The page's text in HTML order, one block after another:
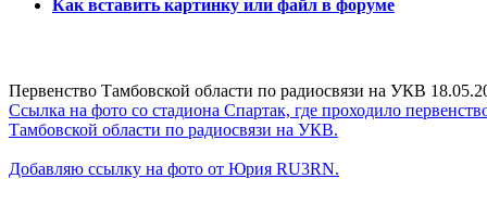
Как вставить картинку или файл в форуме
Первенство Тамбовской области по радиосвязи на УКВ
Ссылка на фото со стадиона Спартак, где проходило
Тамбовской области по радиосвязи на УКВ.
Добавляю ссылку на фото от Юрия RU3RN.